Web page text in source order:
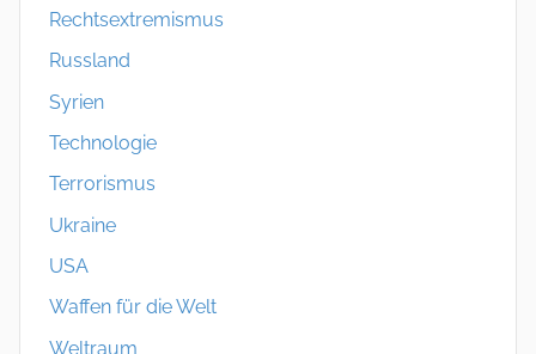
Rechtsextremismus
Russland
Syrien
Technologie
Terrorismus
Ukraine
USA
Waffen für die Welt
Weltraum